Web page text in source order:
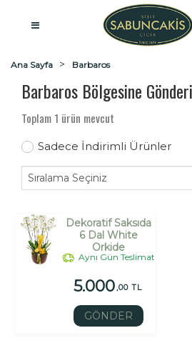
Ana Sayfa Barbaros
Barbaros Bölgesine
Toplam 1 ürün mevcut
Sadece İndirimli Ürünler
Dekoratif Saksıda
6 Dal White
Orkide
Aynı Gün Teslimat
5.000,00 TL
GÖNDER